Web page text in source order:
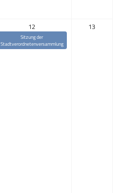
12
Sitzung der
Stadtverordnetenversammlung
13